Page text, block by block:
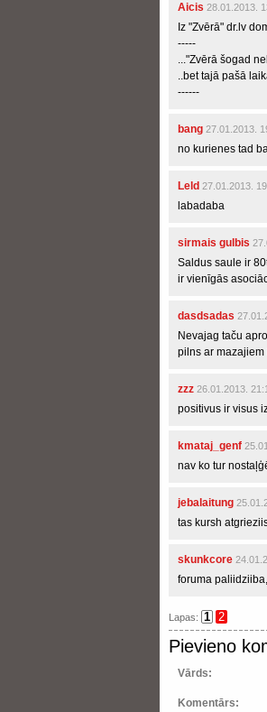
Aicis 28.01.2013.
Iz "Zvērā" dr.lv
-----
..."Zvērā šogad
..bet tajā pašā
------
bang 27.01.2013.
no kurienes tad
Leld 27.01.2013.
labadaba
sirmais gulbis
Saldus saule ir
ir vienīgās
dasdsadas
Nevajag taču
pilns ar
zzz 26.01.2013.
positivus ir visus
kmataj_genf
nav ko tur
jebalaitung
tas kursh
skunkcore
foruma
Lapas: 1 2
Pievieno
Vārds:
Komentārs: